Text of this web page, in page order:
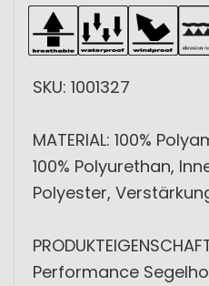
SKU: 1001327
MATERIAL: 100%
100% Polyurethan,
Polyester,
Performance